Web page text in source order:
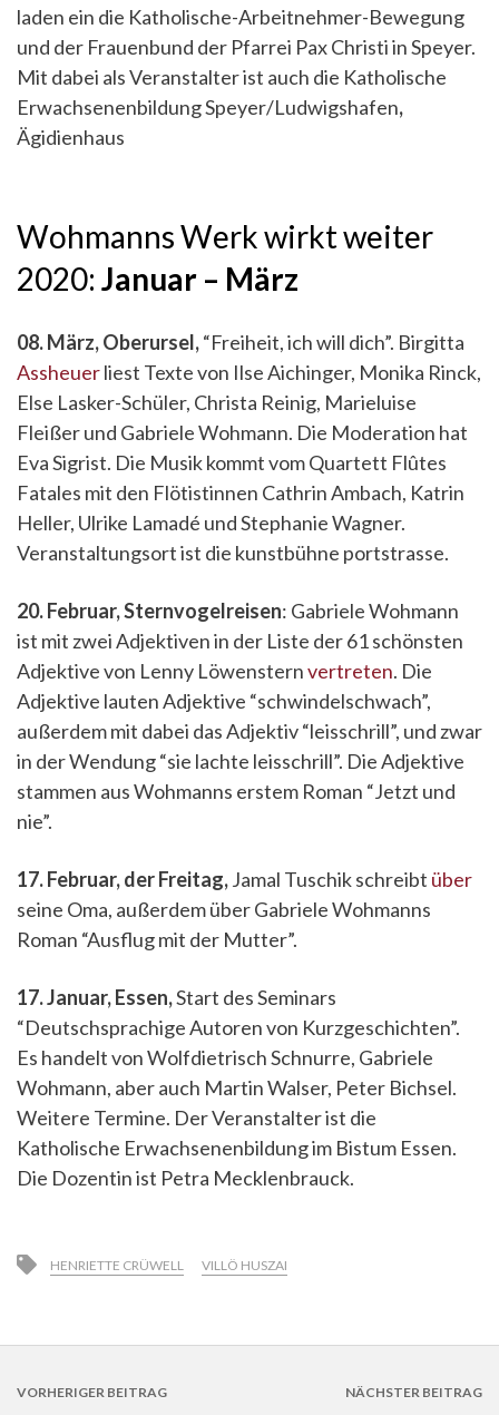
laden ein die Katholische-Arbeitnehmer-Bewegung
und der Frauenbund der Pfarrei Pax Christi in Speyer.
Mit dabei als Veranstalter ist auch die Katholische
Erwachsenenbildung Speyer/Ludwigshafen,
Ägidienhaus
Wohmanns Werk wirkt weiter
2020: Januar – März
08. März, Oberursel,“Freiheit, ich will dich”. Birgitta
Assheuerliest Texte von Ilse Aichinger, Monika Rinck,
Else Lasker-Schüler, Christa Reinig, Marieluise
Fleißer und Gabriele Wohmann. Die Moderation hat
Eva Sigrist. Die Musik kommt vom Quartett Flûtes
Fatales mit den Flötistinnen Cathrin Ambach, Katrin
Heller, Ulrike Lamadé und Stephanie Wagner.
Veranstaltungsort ist die kunstbühne portstrasse.
20. Februar, Sternvogelreisen: Gabriele Wohmann
ist mit zwei Adjektiven in der Liste der 61 schönsten
Adjektive von Lenny Löwensternvertreten. Die
Adjektive lauten Adjektive “schwindelschwach”,
außerdem mit dabei das Adjektiv “leisschrill”, und zwar
in der Wendung “sie lachte leisschrill”. Die Adjektive
stammen aus Wohmanns erstem Roman “Jetzt und
nie”.
17. Februar, der Freitag,Jamal Tuschik schreibt über
seine Oma, außerdem über Gabriele Wohmanns
Roman “Ausflug mit der Mutter”.
17. Januar, Essen,Start des Seminars
“Deutschsprachige Autoren von Kurzgeschichten”.
Es handelt von Wolfdietrisch Schnurre, Gabriele
Wohmann, aber auch Martin Walser, Peter Bichsel.
Weitere Termine. Der Veranstalter ist die
Katholische Erwachsenenbildung im Bistum Essen.
Die Dozentin ist Petra Mecklenbrauck.
HENRIETTE CRÜWELL VILLÖ HUSZAI
VORHERIGER BEITRAG NÄCHSTER BEITRAG